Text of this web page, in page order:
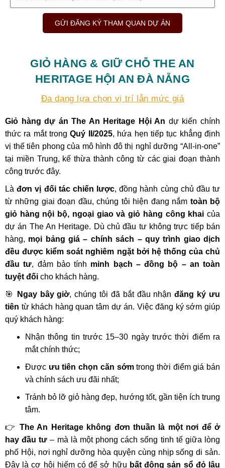
GỬI ĐĂNG KÝ THAM QUAN DỰ ÁN
GIỎ HÀNG & GIỮ CHỖ THE AN
HERITAGE HỘI AN ĐÀ NẴNG
Đa dạng lựa chọn vị trí lẫn mức giá
Giỏ hàng dự án The An Heritage Hội An dự kiến chính
thức ra mắt trongQuý II/2025, hứa hẹn tiếp tục khẳng định
vị thế tiên phong của mô hình đô thị nghỉ dưỡng “All-in-one”
tại miền Trung, kế thừa thành công từ các giai đoạn thành
công trước đây.
Làđơn vị đối tác chiến lược, đồng hành cùng chủ đầu tư
từ những giai đoạn đầu, chúng tôi hiện đang nắm toàn bộ
giỏ hàng nội bộ, ngoại giao và giỏ hàng công khai của
dự án The An Heritage. Dù chủ đầu tư không trực tiếp bán
hàng, mọi bảng giá – chính sách – quy trình giao dịch
đều được kiểm soát nghiêm ngặt bởi hệ thống của chủ
đầu tư, đảm bảo tính minh bạch – đồng bộ – an toàn
tuyệt đối cho khách hàng.
🎯 Ngay bây giờ, chúng tôi đã bắt đầu nhậnđăng ký ưu
tiên từ khách hàng quan tâm dự án. Việc đăng ký sớm giúp
quý khách hàng:
Nhận thông tin trước 15–30 ngày trước thời điểm ra
mắt chính thức;
Được ưu tiên chọn căn sớmtrong thời điểm giá bán
và chính sách ưu đãi nhất;
Tránh bỏ lỡ giỏ hàng đẹp, hướng tốt, gần tiện ích trung
tâm.
👉 The An Heritage không đơn thuần là một nơi để ở
hay đầu tư – mà là một phong cách sống tinh tế giữa lòng
phố Hội, nơi nghỉ dưỡng hòa quyện cùng nhịp sống di sản.
Đây là cơ hội hiếm có để sở hữu bất động sản sổ đỏ lâu